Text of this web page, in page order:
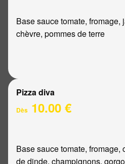
Base sauce tomate, fromage,
chèvre, pommes de terre
Pizza diva
Dès 10.00 €
Base sauce tomate, fromage,
de dinde, champignons,